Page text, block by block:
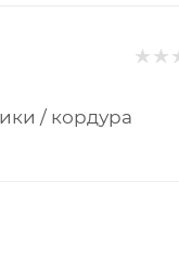
/ кордура